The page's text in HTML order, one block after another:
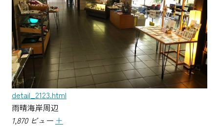
detail_2123.html
雨晴海岸周辺
1,870 ビュー ＋